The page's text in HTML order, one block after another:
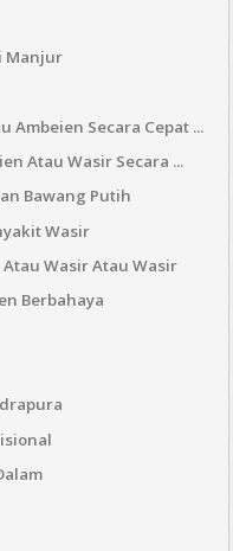
Manjur
Ambeien Secara Cepat ...
Atau Wasir Secara ...
Bawang Putih
Wasir
Wasir Atau Wasir
Berbahaya